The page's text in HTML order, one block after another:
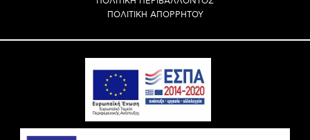
ΠΟΛΙΤΙΚΗ ΑΠΟΡΡΗΤΟΥ